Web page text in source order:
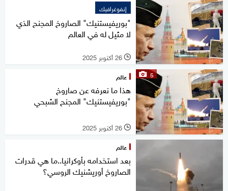
إنفوغرافيك
"بوريفيستنيك" الصاروخ المجنح الذي
لا مثيل له في العالم
l 26 أكتوبر 2025
5 عالم
هذا ما نعرفه عن صاروخ
"بوريفيستنيك" المجنح الشبحي
l 26 أكتوبر 2025
عالم
بعد استخدامه بأوكرانيا..ما هي قدرات
الصاروخ أوريشنيك الروسي؟